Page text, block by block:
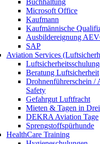
Microsoft Office
Kaufmann
Kaufmännische
Ausbildereignung
SAP
Aviation Services
Beratung Luftsicherheit
Drohnenführerschein /
Safety
Gefahrgut Luftfracht
Mieten & Tagen in
DEKRA Aviation Tage
Sprengstoffspürhunde
HealthCare Training